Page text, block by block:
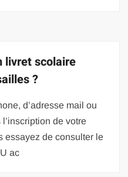
livret scolaire
?
d’adresse mail ou
de votre
essayez de consulter le
ac